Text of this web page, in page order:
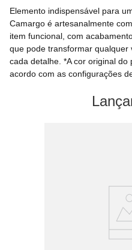
Elemento indispensável para
Camargo é artesanalmente
item funcional, com
que pode transformar qualquer
cada detalhe. *A cor original
acordo com as configurações